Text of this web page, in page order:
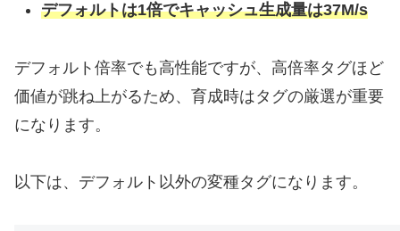
デフォルトは1倍でキャッシュ生成量は37M/s
デフォルト倍率でも高性能ですが、高倍率タグほど
価値が跳ね上がるため、育成時はタグの厳選が重要
になります。
以下は、デフォルト以外の変種タグになります。